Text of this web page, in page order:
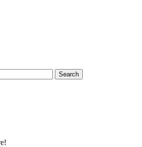
Search